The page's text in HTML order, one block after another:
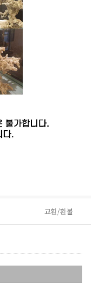
교환/환불